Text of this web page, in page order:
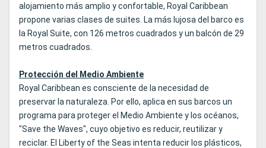
alojamiento más amplio y confortable, Royal Caribbean
propone varias clases de suites. La más lujosa del barco es
la Royal Suite, con 126 metros cuadrados y un balcón de 29
metros cuadrados.
Protección del Medio Ambiente
Royal Caribbean es consciente de la necesidad de
preservar la naturaleza. Por ello, aplica en sus barcos un
programa para proteger el Medio Ambiente y los océanos,
"Save the Waves", cuyo objetivo es reducir, reutilizar y
reciclar. El Liberty of the Seas intenta reducir los plásticos,